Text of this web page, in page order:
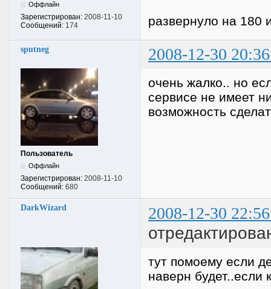
Оффлайн
Зарегистрирован: 2008-11-10
Сообщений: 174 развернуло на 180
sputneg 2008-12-30
Пользователь
Оффлайн
Зарегистрирован: 2008-11-10
Сообщений: 680
очень жалко.. но
сервисе не имеет
возможность
DarkWizard 2008-12-30
тут помоему если
наверн будет..если